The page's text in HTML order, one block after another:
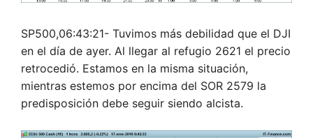
SP500,06:43:21- Tuvimos más debilidad que el DJI
en el día de ayer. Al llegar al refugio 2621 el precio
retrocedió. Estamos en la misma situación,
mientras estemos por encima del SOR 2579 la
predisposición debe seguir siendo alcista.